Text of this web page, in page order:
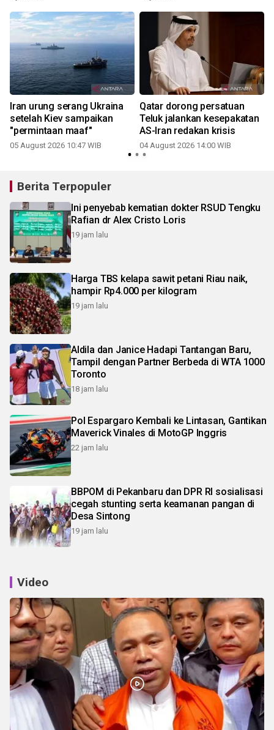
Iran urung serang Ukraina
setelah Kiev sampaikan
"permintaan maaf"
05 August 2026 10:47 WIB
Qatar dorong persatuan
Teluk jalankan kesepakatan
AS-Iran redakan krisis
04 August 2026 14:00 WIB
Berita Terpopuler
Ini penyebab kematian dokter RSUD Tengku
Rafian dr Alex Cristo Loris
19 jam lalu
Harga TBS kelapa sawit petani Riau naik,
hampir Rp4.000 per kilogram
19 jam lalu
Aldila dan Janice Hadapi Tantangan Baru,
Tampil dengan Partner Berbeda di WTA 1000
Toronto
18 jam lalu
Pol Espargaro Kembali ke Lintasan, Gantikan
Maverick Vinales di MotoGP Inggris
22 jam lalu
BBPOM di Pekanbaru dan DPR RI sosialisasi
cegah stunting serta keamanan pangan di
Desa Sintong
19 jam lalu
Video